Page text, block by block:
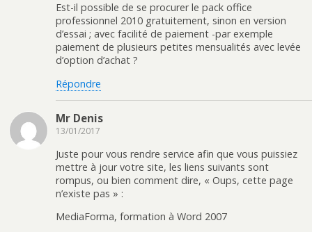
Est-il possible de se procurer le pack office
professionnel 2010 gratuitement, sinon en version
d’essai ; avec facilité de paiement -par exemple
paiement de plusieurs petites mensualités avec levée
d’option d’achat ?
Répondre
Mr Denis
13/01/2017
Juste pour vous rendre service afin que vous puissiez
mettre à jour votre site, les liens suivants sont
rompus, ou bien comment dire, « Oups, cette page
n’existe pas » :
MediaForma, formation à Word 2007